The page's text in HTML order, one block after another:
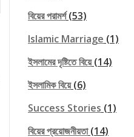
বিয়ের পরামর্শ(53)
Islamic Marriage (1)
ইসলামের দৃষ্টিতে বিয়ে(14)
ইসলামিক বিয়ে(6)
Success Stories (1)
বিয়ের প্রয়োজনীয়তা(14)